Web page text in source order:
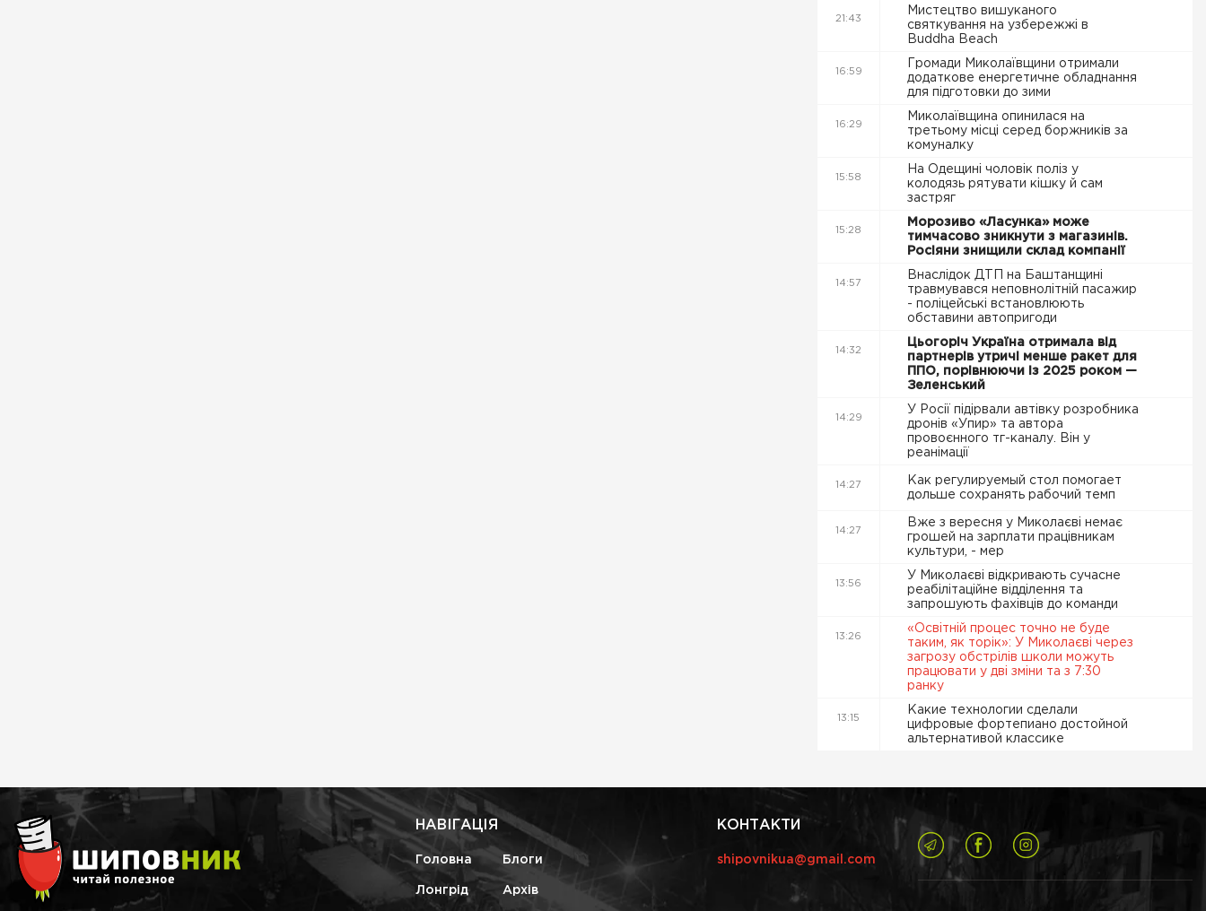
21:43
Мистецтво вишуканого
святкування на узбережжі в
Buddha Beach
16:59
Громади Миколаївщини отримали
додаткове енергетичне обладнання
для підготовки до зими
16:29
Миколаївщина опинилася на
третьому місці серед боржників за
комуналку
15:58
На Одещині чоловік поліз у
колодязь рятувати кішку й сам
застряг
15:28
Морозиво «Ласунка» може
тимчасово зникнути з магазинів.
Росіяни знищили склад компанії
14:57
Внаслідок ДТП на Баштанщині
травмувався неповнолітній пасажир
- поліцейські встановлюють
обставини автопригоди
14:32
Цьогоріч Україна отримала від
партнерів утричі менше ракет для
ППО, порівнюючи із 2025 роком —
Зеленський
14:29
У Росії підірвали автівку розробника
дронів «Упир» та автора
провоєнного тг-каналу. Він у
реанімації
14:27
Как регулируемый стол помогает
дольше сохранять рабочий темп
14:27
Вже з вересня у Миколаєві немає
грошей на зарплати працівникам
культури, - мер
13:56
У Миколаєві відкривають сучасне
реабілітаційне відділення та
запрошують фахівців до команди
13:26
«Освітній процес точно не буде
таким, як торік»: У Миколаєві через
загрозу обстрілів школи можуть
працювати у дві зміни та з 7:30
ранку
13:15
Какие технологии сделали
цифровые фортепиано достойной
альтернативой классике
НАВІГАЦІЯ
Головна Блоги
Лонгрід Архів
КОНТАКТИ
shipovnikua@gmail.com